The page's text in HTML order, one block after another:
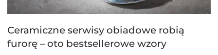
Ceramiczne serwisy obiadowe robią
furorę – oto bestsellerowe wzory